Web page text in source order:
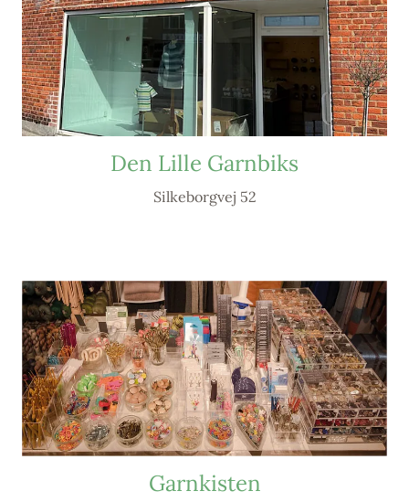
Den Lille Garnbiks
Silkeborgvej 52
Garnkisten